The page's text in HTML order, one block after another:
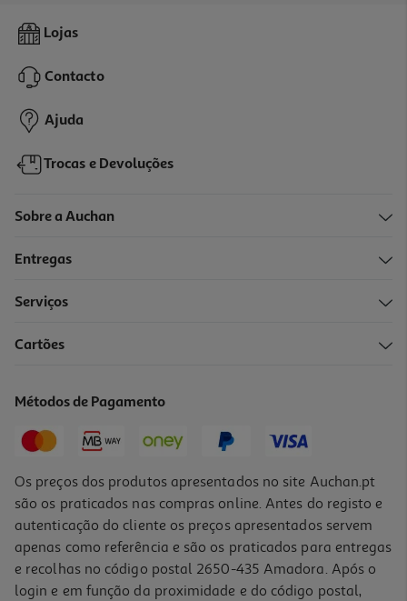
Lojas
Contacto
Ajuda
Trocas e Devoluções
Sobre a Auchan
Entregas
Serviços
Cartões
Métodos de Pagamento
Os preços dos produtos apresentados no site Auchan.pt
são os praticados nas compras online. Antes do registo e
autenticação do cliente os preços apresentados servem
apenas como referência e são os praticados para entregas
e recolhas no código postal 2650-435 Amadora. Após o
login e em função da proximidade e do código postal,